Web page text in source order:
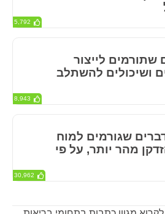
5,792
שתורמים לייצור
ושיכולים להשתלב
8,943
שגורמים למוח
מהר יותר, על פי
30,962